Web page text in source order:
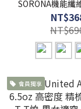
SORONA機能纖
型｜日系百搭
會員獨享